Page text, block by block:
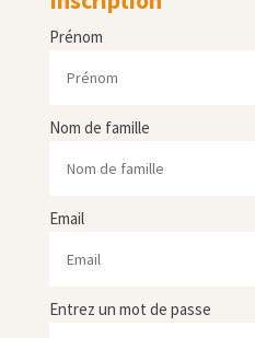
Prénom
Nom de famille
Email
Entrez un mot de passe